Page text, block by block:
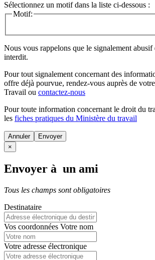
Sélectionnez un motif dans la liste ci-dessous :
Motif:
Nous vous rappelons que le signalement abusif
interdit.
Pour tout signalement concernant des
offre déjà pourvue, rendez-vous auprès de
Travail ou contactez-nous
Pour toute information concernant le droit du
les fiches pratiques du Ministère du travail
Annuler
×
Envoyer à un ami
Tous les champs sont obligatoires
Destinataire
Vos coordonnées Votre nom
Votre adresse électronique